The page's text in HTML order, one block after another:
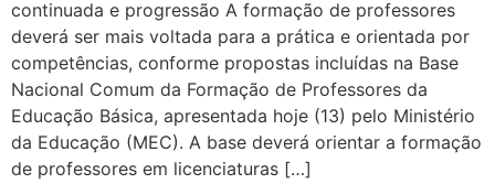
continuada e progressão A formação de professores
deverá ser mais voltada para a prática e orientada por
competências, conforme propostas incluídas na Base
Nacional Comum da Formação de Professores da
Educação Básica, apresentada hoje (13) pelo Ministério
da Educação (MEC). A base deverá orientar a formação
de professores em licenciaturas […]